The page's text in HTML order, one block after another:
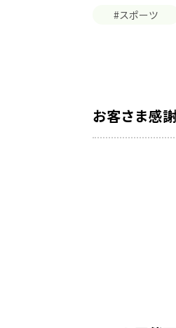
#スポーツ
お客さま感